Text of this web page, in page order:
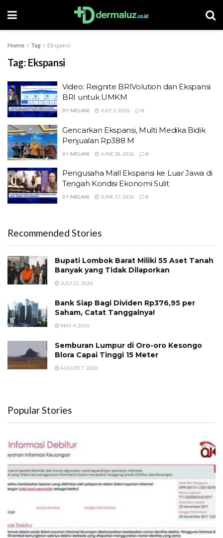
Home Tag Ekspansi
Tag: Ekspansi
Video: Reignite BRIVolution dan Ekspansi
BRI untuk UMKM
BY MELANI JULY 3, 2026 0
Gencarkan Ekspansi, Multi Medika Bidik
Penjualan Rp388 M
BY MELANI JUNE 28, 2026 0
Pengusaha Mall Ekspansi ke Luar Jawa di
Tengah Kondisi Ekonomi Sulit
BY MELANI JUNE 17, 2026 0
Recommended Stories
Bupati Lombok Barat Miliki 55 Aset Tanah
Banyak yang Tidak Dilaporkan
JULY 22, 2026
Bank Siap Bagi Dividen Rp376,95 per
Saham, Catat Tanggalnya!
MAY 4, 2026
Semburan Lumpur di Oro-oro Kesongo
Blora Capai Tinggi 15 Meter
AUGUST 7, 2026
Popular Stories